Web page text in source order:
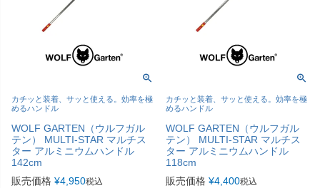
カチッと装着、サッと使える。効率を極
めるハンドル
WOLF GARTEN（ウルフガル
テン） MULTI-STAR マルチス
ター アルミニウムハンドル
142cm
販売価格 ¥4,950税込
カチッと装着、サッと使える。効率を極
めるハンドル
WOLF GARTEN（ウルフガル
テン） MULTI-STAR マルチス
ター アルミニウムハンドル
118cm
販売価格 ¥4,400税込